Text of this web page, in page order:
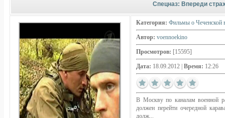
Спецназ: Впереди
Категория: Фильмы о Чеченской
Автор: voennoekino
Просмотров: [15595]
Дата: 18.09.2012 Время: 12:26
В Москву по каналам военной
должен перейти очередной
долж...